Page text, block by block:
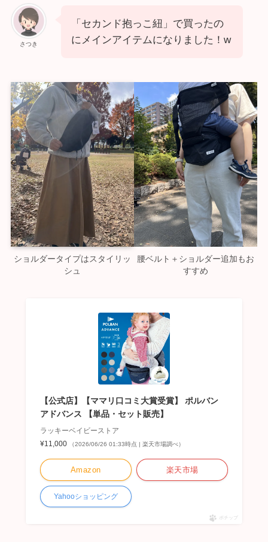
さつき
「セカンド抱っこ紐」で買ったの
にメインアイテムになりました！w
ショルダータイプはスタイリッ
シュ
腰ベルト＋ショルダー追加もお
すすめ
【公式店】【ママリ口コミ大賞受賞】 ポルバン
アドバンス 【単品・セット販売】
ラッキーベイビーストア
¥11,000
（2026/06/26 01:33時点 | 楽天市場調べ）
Amazon 楽天市場
Yahooショッピング
ポチップ